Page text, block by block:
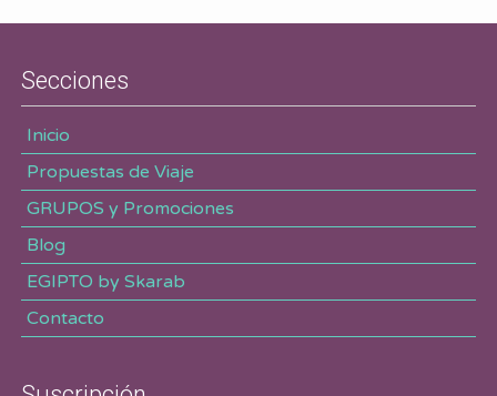
Secciones
Inicio
Propuestas de Viaje
GRUPOS y Promociones
Blog
EGIPTO by Skarab
Contacto